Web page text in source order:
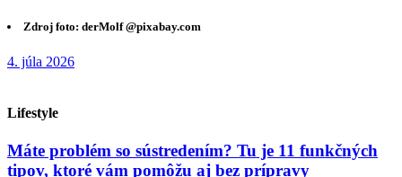
Zdroj foto: derMolf @pixabay.com
4. júla 2026
Lifestyle
Máte problém so sústredením? Tu je 11 funkčných
tipov, ktoré vám pomôžu aj bez prípravy